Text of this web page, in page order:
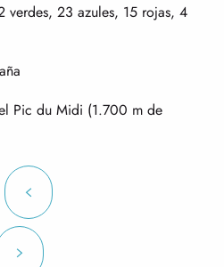
verdes, 23 azules, 15 rojas, 4
Pic du Midi (1.700 m de